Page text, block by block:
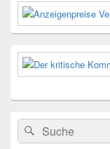
Seitenleisten-
Widgetbereich
Suchen
nach:
Suchen